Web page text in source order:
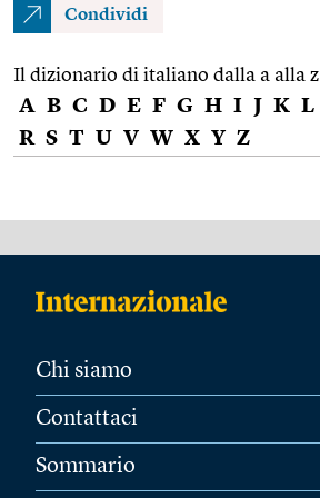
Condividi
Il dizionario di italiano dalla a alla z
A B C D E F G H I J K L
R S T U V W X Y Z
Chi siamo
Contattaci
Sommario